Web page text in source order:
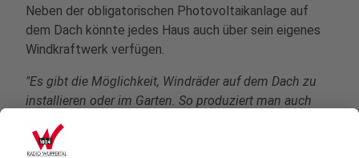
Neben der obligatorischen Photovoltaikanlage auf
dem Dach könnte jedes Haus auch über sein eigenes
Windkraftwerk verfügen.
"Es gibt die Möglichkeit, Windräder auf dem Dach zu
installieren oder im Garten. So produziert man auch
nachts seinen eigenen Strom - oder wenn die Sonne
mal nicht scheint."